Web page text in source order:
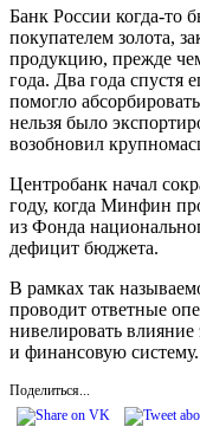
Банк России когда-то
покупателем золота,
продукцию, прежде
года. Два года спустя
помогло
нельзя было
возобновил
Центробанк начал
году, когда Минфин
из Фонда
дефицит бюджета.
В рамках так
проводит ответные
нивелировать влияние
и финансовую систему.
Поделиться...